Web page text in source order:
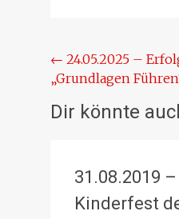
← 24.05.2025 –
„Grundlagen
Dir könnte
31.08.2019 –
Kinderfest